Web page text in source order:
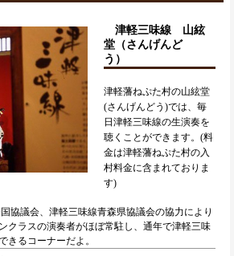
津軽三味線 山絃
堂（さんげんど
う）
津軽藩ねぷた村の山絃堂
(さんげんどう)では、毎
日津軽三味線の生演奏を
聴くことができます。(料
金は津軽藩ねぷた村の入
村料金に含まれておりま
す)
協議会、津軽三味線青森県協議会の協力により
クラスの演奏者がほぼ常駐し、通年で津軽三味
きるコーナーだよ。